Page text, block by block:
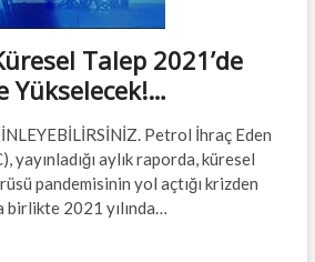
Talep 2021’de
Yükselecek!…
Petrol İhraç Eden
yayınladığı aylık raporda, küresel
pandemisinin yol açtığı krizden
birlikte 2021 yılında…